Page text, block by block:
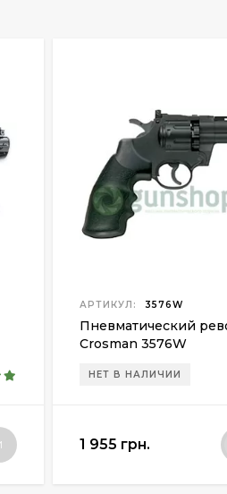
АРТИКУЛ: 3576W
Пневматический
Crosman 3576W
НЕТ В НАЛИЧИИ
1 955 грн.